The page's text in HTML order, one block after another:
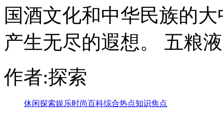
国酒文化和中华民族的
产生无尽的遐想。 五粮
作者:探索
休闲探索娱乐时尚百科综合热点知识焦点